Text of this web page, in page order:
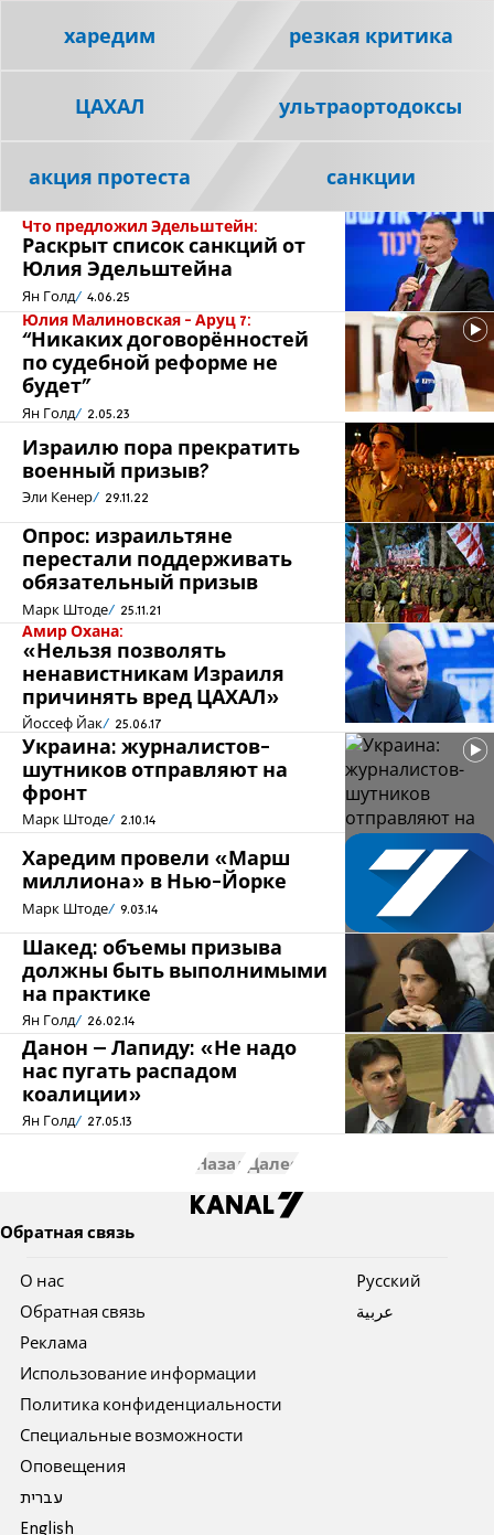
Что предложил Эдельштейн:
Раскрыт список санкций от
Юлия Эдельштейна
Ян Голд 4.06.25
Юлия Малиновская - Аруц 7:
“Никаких договорённостей
по судебной реформе не
будет”
Ян Голд 2.05.23
Израилю пора прекратить
военный призыв?
Эли Кенер 29.11.22
Опрос: израильтяне
перестали поддерживать
обязательный призыв
Марк Штоде 25.11.21
Амир Охана:
«Нельзя позволять
ненавистникам Израиля
причинять вред ЦАХАЛ»
Йоссеф Йак 25.06.17
Украина: журналистов-
шутников отправляют на
фронт
Марк Штоде 2.10.14
Харедим провели «Марш
миллиона» в Нью-Йорке
Марк Штоде 9.03.14
Шакед: объемы призыва
должны быть выполнимыми
на практике
Ян Голд 26.02.14
Данон – Лапиду: «Не надо
нас пугать распадом
коалиции»
Ян Голд 27.05.13
харедим резкая критика
ЦАХАЛ ультраортодоксы
акция протеста санкции
Назад Далее
Обратная связь
О нас
Обратная связь
Реклама
Использование информации
Политика конфиденциальности
Специальные возможности
Оповещения
עברית
English
Pусский
عربية